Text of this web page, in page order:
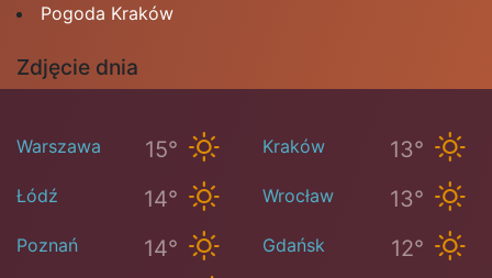
Pogoda Kraków
Zdjęcie dnia
Warszawa 15° Kraków 13°
Łódź 14° Wrocław 13°
Poznań 14° Gdańsk 12°